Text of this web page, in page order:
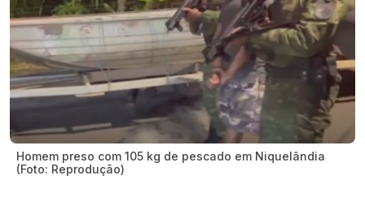
Homem preso com 105 kg de pescado em Niquelândia
(Foto: Reprodução)